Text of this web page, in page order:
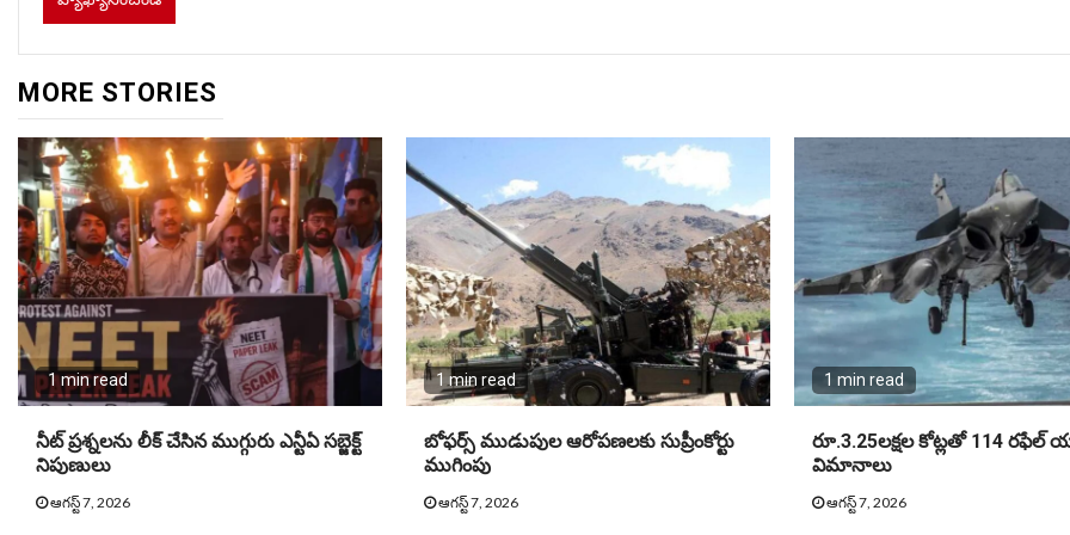
MORE STORIES
1 min read
నీట్ ప్ర‌శ్న‌ల‌ను లీక్ చేసిన ముగ్గురు ఎన్టీఏ స‌బ్జెక్ట్
నిపుణులు
ఆగస్ట్ 7, 2026
1 min read
బోఫర్స్ ముడుపుల ఆరోపణలకు సుప్రీంకోర్టు
ముగింపు
ఆగస్ట్ 7, 2026
1 min read
రూ.3.25లక్షల కోట్లతో 114 రఫేల్
విమానాలు
ఆగస్ట్ 7, 2026